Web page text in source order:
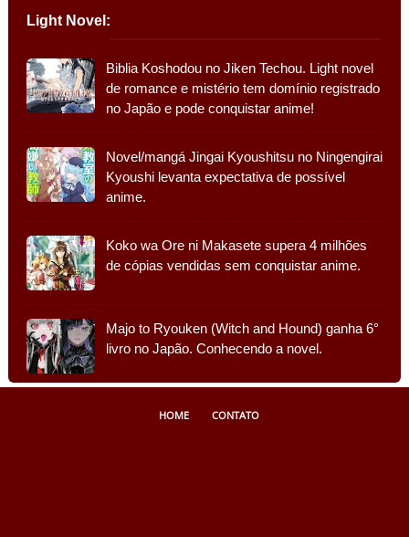
Light Novel:
Biblia Koshodou no Jiken Techou. Light novel
de romance e mistério tem domínio registrado
no Japão e pode conquistar anime!
Novel/mangá Jingai Kyoushitsu no Ningengirai
Kyoushi levanta expectativa de possível
anime.
Koko wa Ore ni Makasete supera 4 milhões
de cópias vendidas sem conquistar anime.
Majo to Ryouken (Witch and Hound) ganha 6°
livro no Japão. Conhecendo a novel.
HOME CONTATO